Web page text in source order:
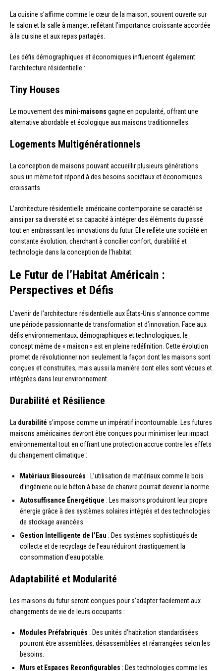
La cuisine s’affirme comme le cœur de la maison, souvent ouverte sur
le salon et la salle à manger, reflétant l’importance croissante accordée
à la cuisine et aux repas partagés.
Les défis démographiques et économiques influencent également
l’architecture résidentielle :
Tiny Houses
Le mouvement des mini-maisons gagne en popularité, offrant une
alternative abordable et écologique aux maisons traditionnelles.
Logements Multigénérationnels
La conception de maisons pouvant accueillir plusieurs générations
sous un même toit répond à des besoins sociétaux et économiques
croissants.
L’architecture résidentielle américaine contemporaine se caractérise
ainsi par sa diversité et sa capacité à intégrer des éléments du passé
tout en embrassant les innovations du futur. Elle reflète une société en
constante évolution, cherchant à concilier confort, durabilité et
technologie dans la conception de l’habitat.
Le Futur de l’Habitat Américain :
Perspectives et Défis
L’avenir de l’architecture résidentielle aux États-Unis s’annonce comme
une période passionnante de transformation et d’innovation. Face aux
défis environnementaux, démographiques et technologiques, le
concept même de « maison » est en pleine redéfinition. Cette évolution
promet de révolutionner non seulement la façon dont les maisons sont
conçues et construites, mais aussi la manière dont elles sont vécues et
intégrées dans leur environnement.
Durabilité et Résilience
La durabilité s’impose comme un impératif incontournable. Les futures
maisons américaines devront être conçues pour minimiser leur impact
environnemental tout en offrant une protection accrue contre les effets
du changement climatique :
Matériaux Biosourcés : L’utilisation de matériaux comme le bois
d’ingénierie ou le béton à base de chanvre pourrait devenir la norme.
Autosuffisance Énergétique : Les maisons produiront leur propre
énergie grâce à des systèmes solaires intégrés et des technologies
de stockage avancées.
Gestion Intelligente de l’Eau : Des systèmes sophistiqués de
collecte et de recyclage de l’eau réduiront drastiquement la
consommation d’eau potable.
Adaptabilité et Modularité
Les maisons du futur seront conçues pour s’adapter facilement aux
changements de vie de leurs occupants :
Modules Préfabriqués : Des unités d’habitation standardisées
pourront être assemblées, désassemblées et réarrangées selon les
besoins.
Murs et Espaces Reconfigurables : Des technologies comme les